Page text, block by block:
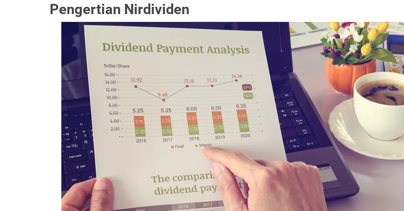
Pengertian Nirdividen